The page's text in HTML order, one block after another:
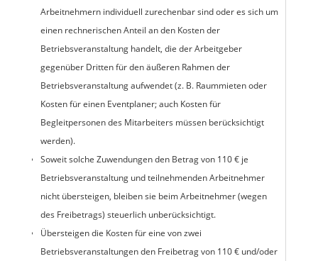
Arbeitnehmern individuell zurechenbar sind oder es sich um
einen rechnerischen Anteil an den Kosten der
Betriebsveranstaltung handelt, die der Arbeitgeber
gegenüber Dritten für den äußeren Rahmen der
Betriebsveranstaltung aufwendet (z. B. Raummieten oder
Kosten für einen Eventplaner; auch Kosten für
Begleitpersonen des Mitarbeiters müssen berücksichtigt
werden).
Soweit solche Zuwendungen den Betrag von 110 € je
Betriebsveranstaltung und teilnehmenden Arbeitnehmer
nicht übersteigen, bleiben sie beim Arbeitnehmer (wegen
des Freibetrags) steuerlich unberücksichtigt.
Übersteigen die Kosten für eine von zwei
Betriebsveranstaltungen den Freibetrag von 110 € und/oder